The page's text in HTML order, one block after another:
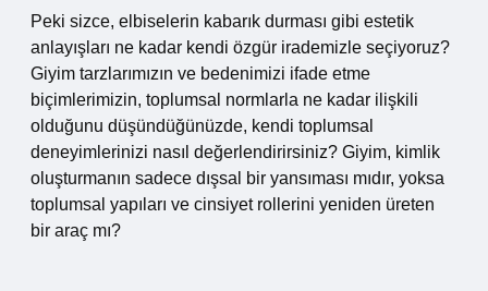
Peki sizce, elbiselerin kabarık durması gibi estetik
anlayışları ne kadar kendi özgür irademizle seçiyoruz?
Giyim tarzlarımızın ve bedenimizi ifade etme
biçimlerimizin, toplumsal normlarla ne kadar ilişkili
olduğunu düşündüğünüzde, kendi toplumsal
deneyimlerinizi nasıl değerlendirirsiniz? Giyim, kimlik
oluşturmanın sadece dışsal bir yansıması mıdır, yoksa
toplumsal yapıları ve cinsiyet rollerini yeniden üreten
bir araç mı?